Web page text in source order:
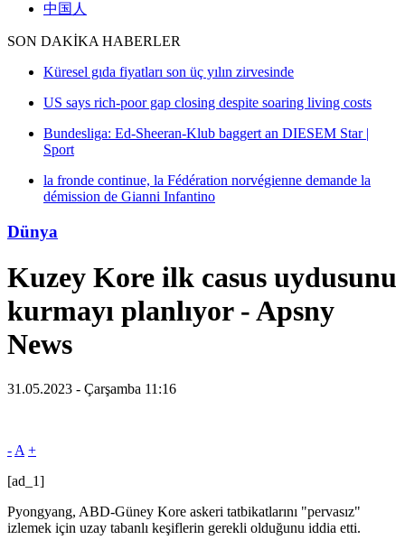
中国人
SON DAKİKA HABERLER
Küresel gıda fiyatları son üç yılın zirvesinde
US says rich-poor gap closing despite soaring living costs
Bundesliga: Ed-Sheeran-Klub baggert an DIESEM Star |
Sport
la fronde continue, la Fédération norvégienne demande la
démission de Gianni Infantino
Dünya
Kuzey Kore ilk casus uydusunu
kurmayı planlıyor - Apsny
News
31.05.2023 - Çarşamba 11:16
- A +
[ad_1]
Pyongyang, ABD-Güney Kore askeri tatbikatlarını "pervasız"
izlemek için uzay tabanlı keşiflerin gerekli olduğunu iddia etti.